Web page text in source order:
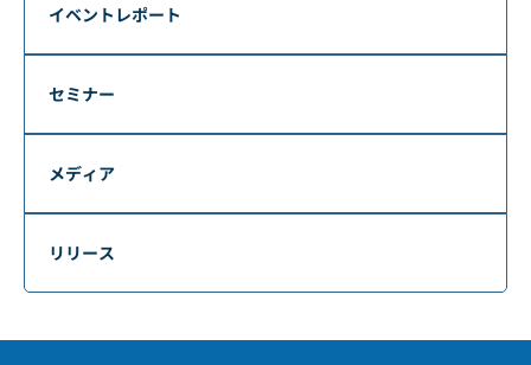
イベントレポート
セミナー
メディア
リリース